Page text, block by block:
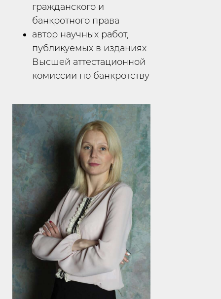
гражданского и
банкротного права
автор научных работ,
публикуемых в изданиях
Высшей аттестационной
комиссии по банкротству